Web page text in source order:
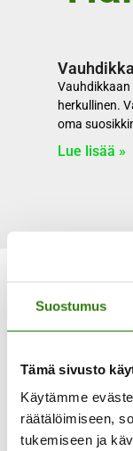
Suostumus
Tämä sivusto
Käytämme
räätälöimiseen,
tukemiseen ja
Vauhdikkaan
herkullinen.
oma
Lue lisää »
Laaja
Voit maksaa